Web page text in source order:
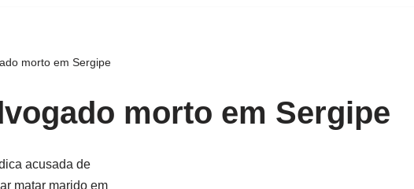
morto em Sergipe
morto em Sergipe